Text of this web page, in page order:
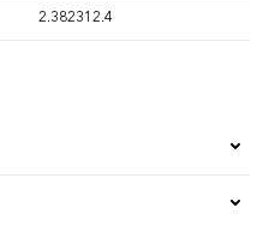
2.382312.4